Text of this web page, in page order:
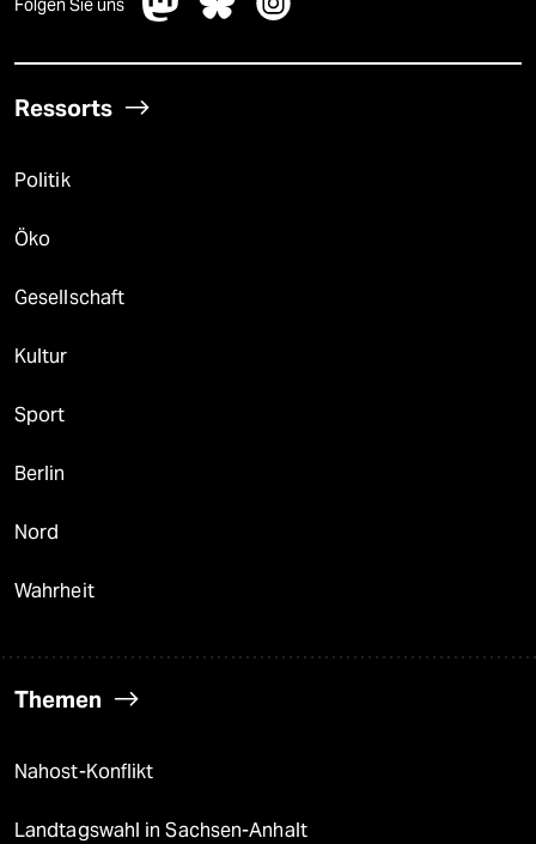
Folgen Sie uns
Ressorts
Politik
Öko
Gesellschaft
Kultur
Sport
Berlin
Nord
Wahrheit
Themen
Nahost-Konflikt
Landtagswahl in Sachsen-Anhalt